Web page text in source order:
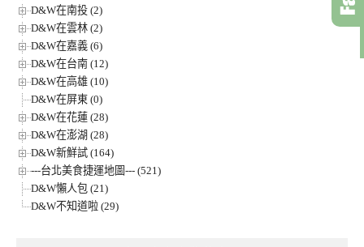
D&W在南投 (2)
D&W在雲林 (2)
D&W在嘉義 (6)
D&W在台南 (12)
D&W在高雄 (10)
D&W在屏東 (0)
D&W在花蓮 (28)
D&W在澎湖 (28)
D&W新鮮試 (164)
---台北美食捷運地圖--- (521)
D&W懶人包 (21)
D&W不知道啦 (29)